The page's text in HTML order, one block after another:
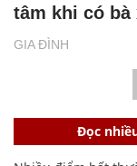
GIA ĐÌNH
tâm khi có bà
Đọc